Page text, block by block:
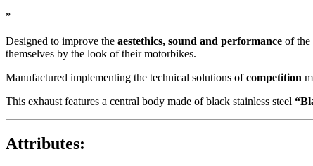
”
Designed to improve the aestethics, sound and performance of the
themselves by the look of their motorbikes.
Manufactured implementing the technical solutions ofcompetition
This exhaust features a central body made of black stainless steel
Attributes: